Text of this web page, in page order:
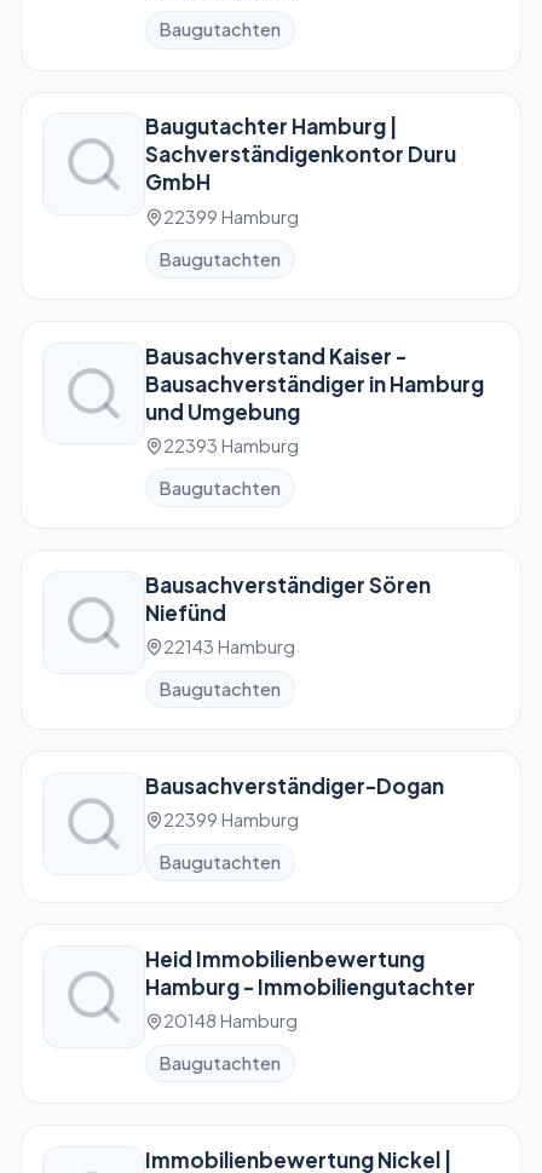
Baugutachten
Baugutachter Hamburg |
Sachverständigenkontor Duru
GmbH
22399 Hamburg
Baugutachten
Bausachverstand Kaiser -
Bausachverständiger in Hamburg
und Umgebung
22393 Hamburg
Baugutachten
Bausachverständiger Sören
Niefünd
22143 Hamburg
Baugutachten
Bausachverständiger-Dogan
22399 Hamburg
Baugutachten
Heid Immobilienbewertung
Hamburg - Immobiliengutachter
20148 Hamburg
Baugutachten
Immobilienbewertung Nickel |